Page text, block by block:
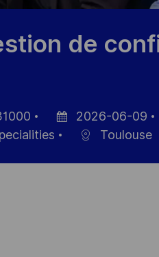
de
Datum
Veröffentlichung
2026-06-09
Toulouse